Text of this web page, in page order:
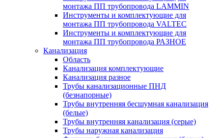
монтажа ПП трубопровода LAMMIN
Инструменты и комплектующие для
монтажа ПП трубопровода VALTEC
Инструменты и комплектующие для
монтажа ПП трубопровода РАЗНОЕ
Канализация
Область
Канализация комплектующие
Канализация разное
Трубы канализационные ПНД
(безнапорные)
Трубы внутренняя бесшумная канализация
(белые)
Трубы внутренняя канализация (серые)
Трубы наружная канализация